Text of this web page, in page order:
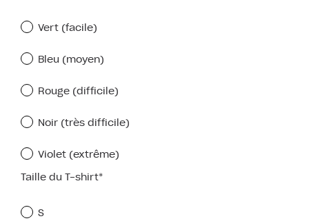
Vert (facile)
Bleu (moyen)
Rouge (difficile)
Noir (très difficile)
Violet (extrême)
Taille du T-shirt*
S